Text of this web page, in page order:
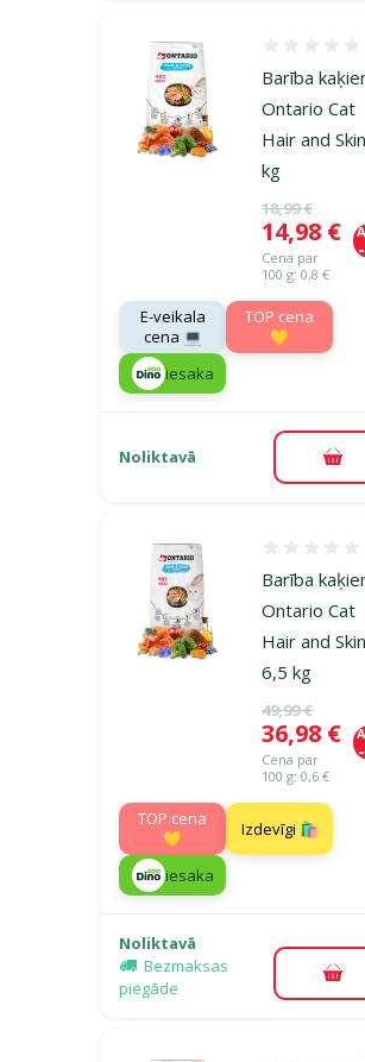
Barība
Ontario Cat
Hair and
kg
Oriģinālā
18,99 €
Cena
14,98 €
Cena par
100 g: 0,8 €
E-veikala
cena 💻
TOP cena
💛
iesaka
Noliktavā
Barība
Ontario Cat
Hair and
6,5 kg
Oriģinālā
49,99 €
Cena
36,98 €
Cena par
100 g: 0,6 €
TOP cena
💛
Izdevīgi 🛍️
iesaka
Noliktavā
Bezmaksas
piegāde